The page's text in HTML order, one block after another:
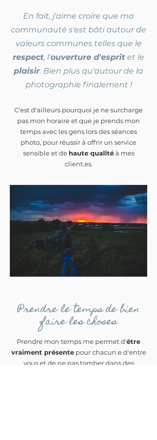
En fait, j'aime croire que ma
communauté s'est bâti autour de
valeurs communes telles que le
respect, l'ouverture d'esprit et le
plaisir. Bien plus qu'autour de la
photographie finalement !
C'est d'ailleurs pourquoi je ne surcharge
pas mon horaire et que je prends mon
temps avec les gens lors des séances
photo, pour réussir à offrir un service
sensible et de haute qualitéà mes
client.es.
Prendre le temps de bien
faire les choses
Prendre mon temps me permet d'être
vraiment présentepour chacun.e d'entre
vous et de ne pas tomber dans des